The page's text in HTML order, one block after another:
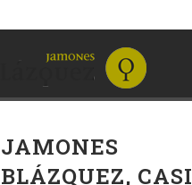
JAMONES
BLÁZQUEZ, CASI